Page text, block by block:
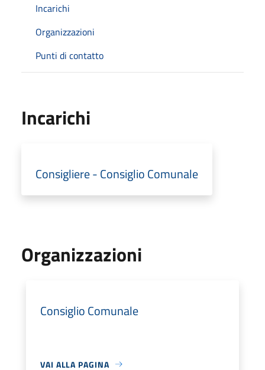
Incarichi
Organizzazioni
Punti di contatto
Incarichi
Consigliere - Consiglio Comunale
Organizzazioni
Consiglio Comunale
VAI ALLA PAGINA